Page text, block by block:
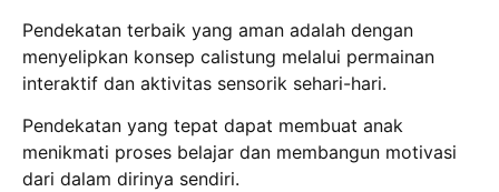
Pendekatan terbaik yang aman adalah dengan
menyelipkan konsep calistung melalui permainan
interaktif dan aktivitas sensorik sehari-hari.
Pendekatan yang tepat dapat membuat anak
menikmati proses belajar dan membangun motivasi
dari dalam dirinya sendiri.